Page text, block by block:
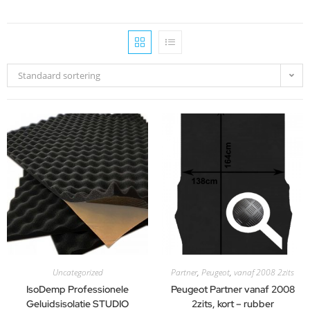
Standaard sortering
Uncategorized
IsoDemp Professionele
Geluidsisolatie STUDIO
Partner, Peugeot, vanaf 2008 2zits
Peugeot Partner vanaf 2008
2zits, kort – rubber